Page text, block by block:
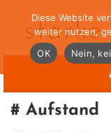
Aufstand
Diese Website
weiter nutzen,
OK
Nein,